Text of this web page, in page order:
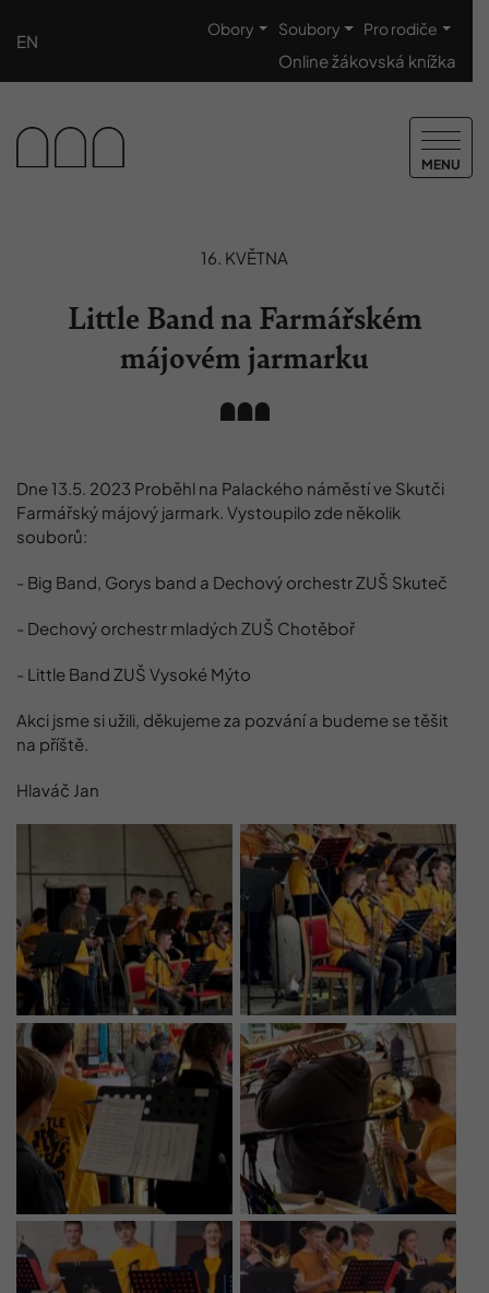
EN
Obory Soubory Pro rodiče
Online žákovská knížka
MENU
16. KVĚTNA
Little Band na Farmářském
májovém jarmarku
Dne 13.5. 2023 Proběhl na Palackého náměstí ve Skutči
Farmářský májový jarmark. Vystoupilo zde několik
souborů:
- Big Band, Gorys band a Dechový orchestr ZUŠ Skuteč
- Dechový orchestr mladých ZUŠ Chotěboř
- Little Band ZUŠ Vysoké Mýto
Akci jsme si užili, děkujeme za pozvání a budeme se těšit
na příště.
Hlaváč Jan